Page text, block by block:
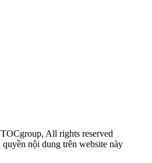
All rights reserved
nội dung trên website này